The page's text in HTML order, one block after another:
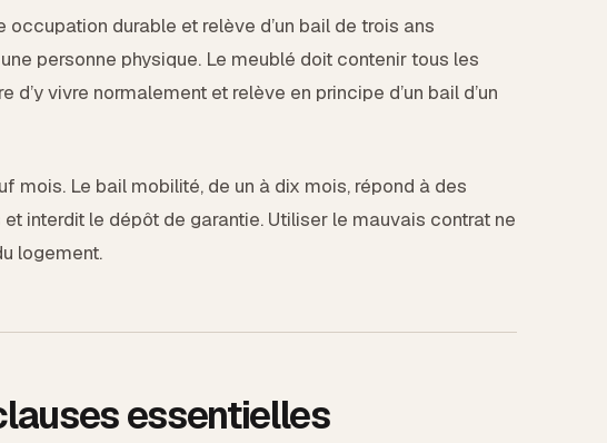
occupation durable et relève d’un bail de trois ans
personne physique. Le meublé doit contenir tous les
vivre normalement et relève en principe d’un bail d’un
mois. Le bail mobilité, de un à dix mois, répond à des
interdit le dépôt de garantie. Utiliser le mauvais contrat ne
logement.
essentielles